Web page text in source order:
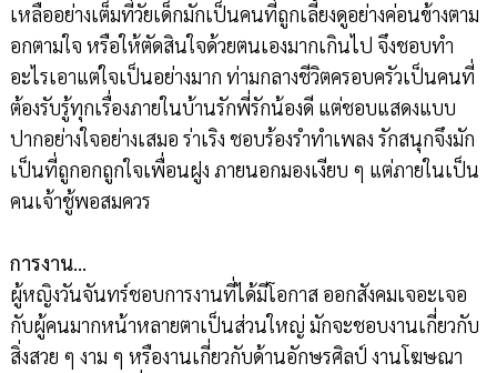
เหลืออย่างเต็มที่วัยเด็กมักเป็นคนที่ถูกเลี้ยงดูอย่างค่อนข้างตาม
อกตามใจ หรือให้ตัดสินใจด้วยตนเองมากเกินไป จึงชอบทำ
อะไรเอาแต่ใจเป็นอย่างมาก ท่ามกลางชีวิตครอบครัวเป็นคนที่
ต้องรับรู้ทุกเรื่องภายในบ้านรักพี่รักน้องดี แต่ชอบแสดงแบบ
ปากอย่างใจอย่างเสมอ ร่าเริง ชอบร้องรำทำเพลง รักสนุกจึงมัก
เป็นที่ถูกอกถูกใจเพื่อนฝูง ภายนอกมองเงียบ ๆ แต่ภายในเป็น
คนเจ้าชู้พอสมควร
การงาน…
ผู้หญิงวันจันทร์ชอบการงานที่ได้มีโอกาส ออกสังคมเจอะเจอ
กับผู้คนมากหน้าหลายตาเป็นส่วนใหญ่ มักจะชอบงานเกี่ยวกับ
สิ่งสวย ๆ งาม ๆ หรืองานเกี่ยวกับด้านอักษรศิลป์ งานโฆษณา